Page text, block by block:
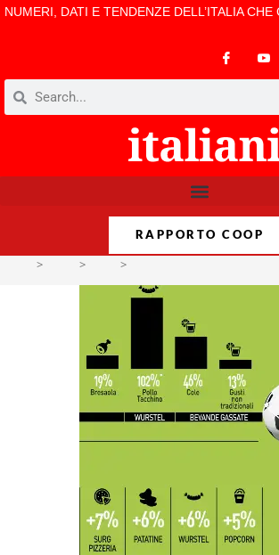
NUMERI, DATI E TENDENZE DELL’ITALIA CHE
RAPPORTO COOP
> > >